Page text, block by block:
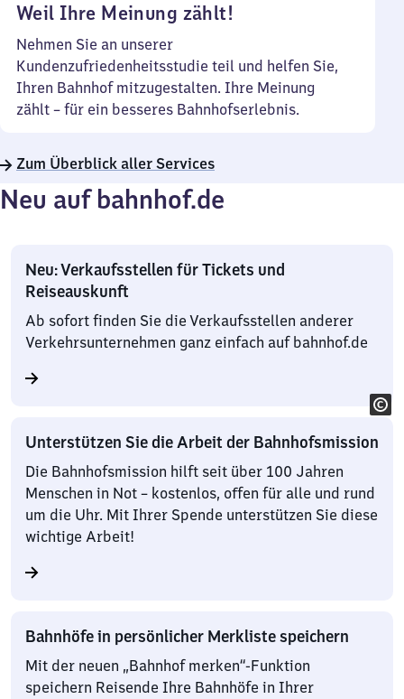
Weil Ihre Meinung zählt!
Nehmen Sie an unserer
Kundenzufriedenheitsstudie teil und helfen Sie,
Ihren Bahnhof mitzugestalten. Ihre Meinung
zählt – für ein besseres Bahnhofserlebnis.
Zum Überblick aller Services
Neu auf bahnhof.de
Neu: Verkaufsstellen für Tickets und
Reiseauskunft
Ab sofort finden Sie die Verkaufsstellen anderer
Verkehrsunternehmen ganz einfach auf bahnhof.de
Unterstützen Sie die Arbeit der Bahnhofsmission
Die Bahnhofsmission hilft seit über 100 Jahren
Menschen in Not – kostenlos, offen für alle und rund
um die Uhr. Mit Ihrer Spende unterstützen Sie diese
wichtige Arbeit!
Bahnhöfe in persönlicher Merkliste speichern
Mit der neuen „Bahnhof merken“-Funktion
speichern Reisende Ihre Bahnhöfe in Ihrer